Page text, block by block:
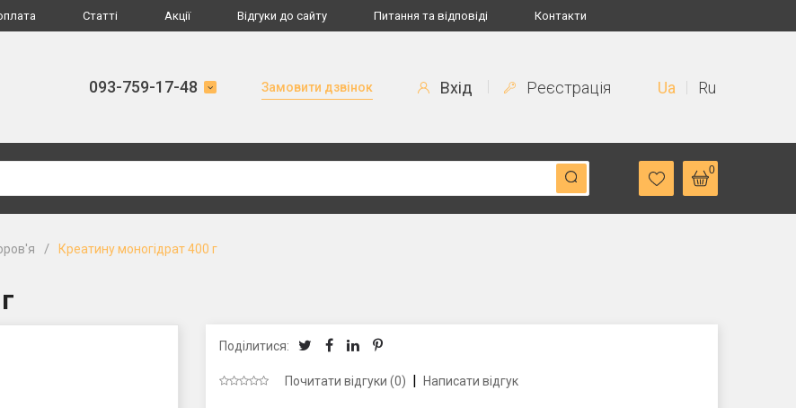
Статті Акції Відгуки до сайту Питання та відповіді Контакти
093-759-17-48 Замовити дзвінок Вхід Реєстрація Ua Ru
0
/ Креатину моногідрат 400 г
Поділитися:
Почитати відгуки (0) | Написати відгук